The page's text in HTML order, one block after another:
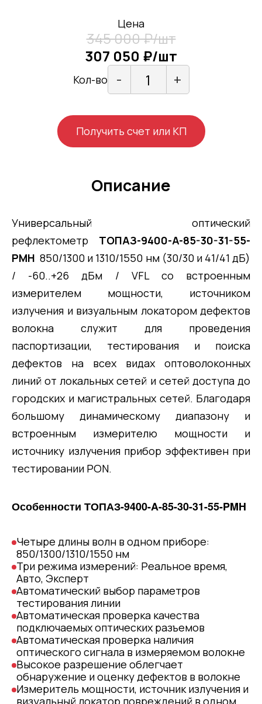
Цена
345 000 ₽/шт
307 050 ₽/шт
Кол-во - +
Получить счет или КП
Описание
Универсальный оптический
рефлектометр ТОПАЗ-9400-A-85-30-31-55-
PMH850/1300 и 1310/1550 нм (30/30 и 41/41 дБ)
/ -60..+26 дБм / VFL со встроенным
измерителем мощности, источником
излучения и визуальным локатором дефектов
волокна служит для проведения
паспортизации, тестирования и поиска
дефектов на всех видах оптоволоконных
линий от локальных сетей и сетей доступа до
городских и магистральных сетей. Благодаря
большому динамическому диапазону и
встроенным измерителю мощности и
источнику излучения прибор эффективен при
тестировании PON.
Особенности ТОПАЗ-9400-A-85-30-31-55-PMH
Четыре длины волн в одном приборе:
850/1300/1310/1550 нм
Три режима измерений: Реальное время,
Авто, Эксперт
Автоматический выбор параметров
тестирования линии
Автоматическая проверка качества
подключаемых оптических разъемов
Автоматическая проверка наличия
оптического сигнала в измеряемом волокне
Высокое разрешение облегчает
обнаружение и оценку дефектов в волокне
Измеритель мощности, источник излучения и